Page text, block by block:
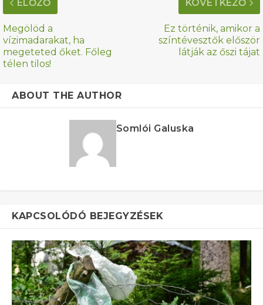
ELŐZŐ
Megölöd a
vízimadarakat, ha
megeteted őket. Főleg
télen tilos!
KÖVETKEZŐ
Ez történik, amikor a
színtévesztők először
látják az őszi tájat
ABOUT THE AUTHOR
Somlói Galuska
KAPCSOLÓDÓ BEJEGYZÉSEK